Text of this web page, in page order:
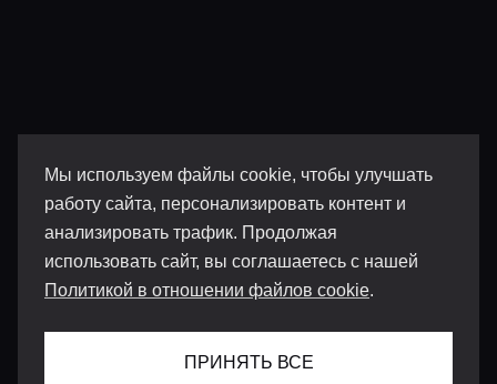
Мы используем файлы cookie, чтобы улучшать
работу сайта, персонализировать контент и
анализировать трафик. Продолжая
использовать сайт, вы соглашаетесь с нашей
Политикой в отношении файлов cookie.
ПРИНЯТЬ ВСЕ